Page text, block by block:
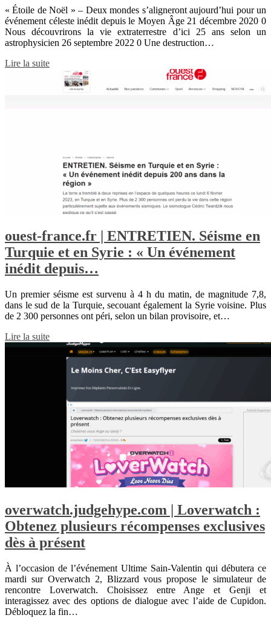
« Étoile de Noël » – Deux mondes s’aligneront aujourd’hui pour un
événement céleste inédit depuis le Moyen Âge 21 décembre 2020 0
Nous découvrirons la vie extraterrestre d’ici 25 ans selon un
astrophysicien 26 septembre 2022 0 Une destruction…
Lire la suite
ouest-france.fr | ENTRETIEN. Séisme en
Turquie et en Syrie : « Un événement
inédit depuis…
Un premier séisme est survenu à 4 h du matin, de magnitude 7,8,
dans le sud de la Turquie, secouant également la Syrie voisine. Plus
de 2 300 personnes ont péri, selon un bilan provisoire, et…
Lire la suite
overwatch.judgehype.com | Loverwatch :
Obtenez plusieurs récompenses exclusives
dès à présent
À l’occasion de l’événement Ultime Sain-Valentin qui débutera ce
mardi sur Overwatch 2, Blizzard vous propose le simulateur de
rencontre Loverwatch. Choisissez entre Ange et Genji et
interagissez avec des options de dialogue avec l’aide de Cupidon.
Débloquez la fin…